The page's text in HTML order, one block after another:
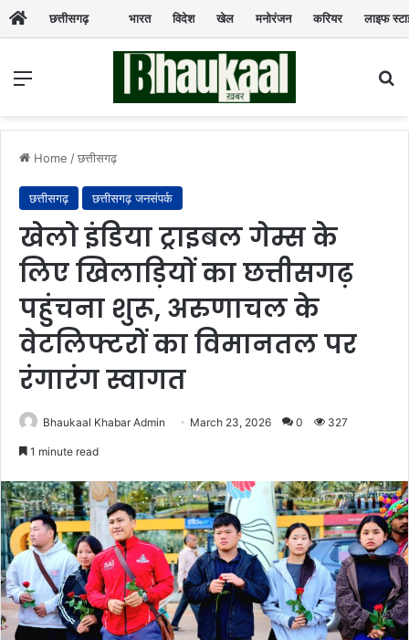
छत्तीसगढ़ भारत विदेश खेल मनोरंजन करियर लाइफ
Menu
Home /छत्तीसगढ़
छत्तीसगढ़ छत्तीसगढ़ जनसंपर्क
खेलो इंडिया ट्राइबल गेम्स के
लिए खिलाड़ियों का छत्तीसगढ़
पहुंचना शुरू, अरुणाचल के
वेटलिफ्टरों का विमानतल पर
रंगारंग स्वागत
Bhaukaal Khabar Admin March 23, 2026 0 327
1 minute read